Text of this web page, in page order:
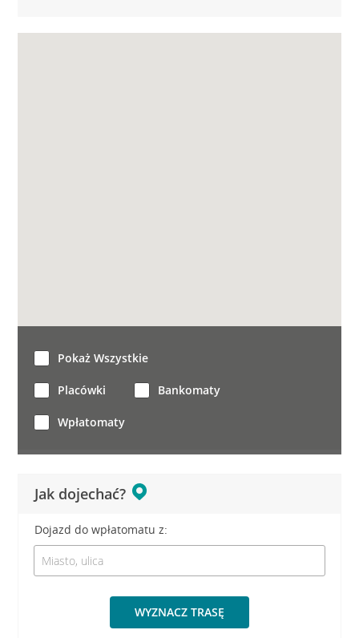
Jak dojechać?
Dojazd do wpłatomatu z:
WYZNACZ TRASĘ
Pokaż Wszystkie
Placówki Bankomaty
Wpłatomaty